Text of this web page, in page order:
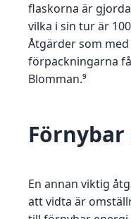
flaskorna är
vilka i sin tur är
Åtgärder som
förpackningarna
Blomman.⁹
En annan viktig
att vidta är